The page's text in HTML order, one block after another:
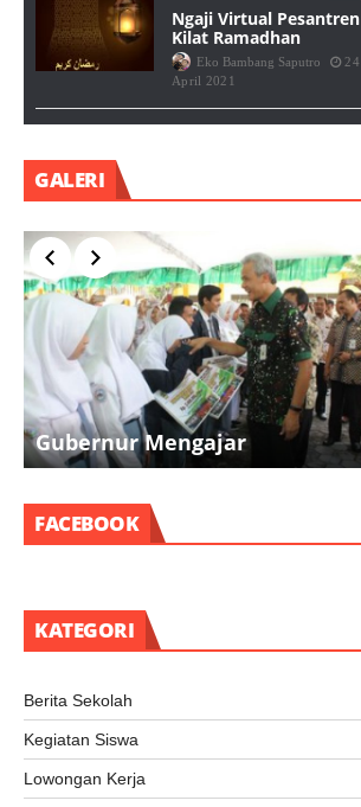
Ngaji Virtual Pesantren
Kilat Ramadhan
Eko Bambang Saputro
24
April 2021
GALERI
Gubernur Mengajar
FACEBOOK
KATEGORI
Berita Sekolah
Kegiatan Siswa
Lowongan Kerja